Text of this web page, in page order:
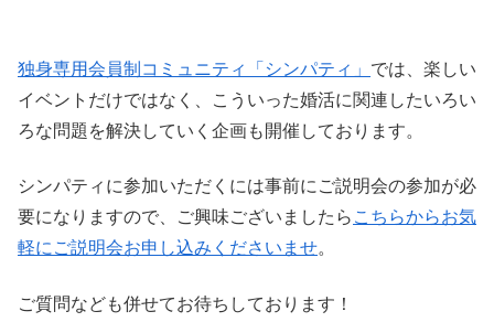
独身専用会員制コミュニティ「シンパティ」 では、楽しい
イベントだけではなく、こういった婚活に関連したいろい
ろな問題を解決していく企画も開催しております。
シンパティに参加いただくには事前にご説明会の参加が必
要になりますので、ご興味ございましたら こちらからお気
軽にご説明会お申し込みくださいませ。
ご質問なども併せてお待ちしております！